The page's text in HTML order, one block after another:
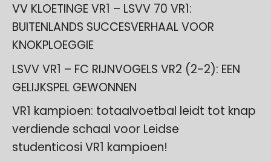
VV KLOETINGE VR1 – LSVV 70 VR1:
BUITENLANDS SUCCESVERHAAL VOOR
KNOKPLOEGGIE
LSVV VR1 – FC RIJNVOGELS VR2 (2-2): EEN
GELIJKSPEL GEWONNEN
VR1 kampioen: totaalvoetbal leidt tot knap
verdiende schaal voor Leidse
studenticosi VR1 kampioen!